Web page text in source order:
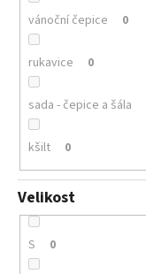
vánoční čepice 0
rukavice 0
sada - čepice a šála
kšilt 0
Velikost
S 0